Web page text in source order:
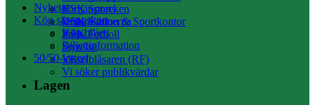
Förtjänsttecken
Organisation & Sportkontor
Press
Styrelse
Visselblåsaren (RF)
Vi söker publikvärdar
VSK Sports
VSK Vännerna
VSK Fotboll
Nyheter
Köp säsongskort
Köp biljett
Biljettinformation
50/50-lotteri
Lagen